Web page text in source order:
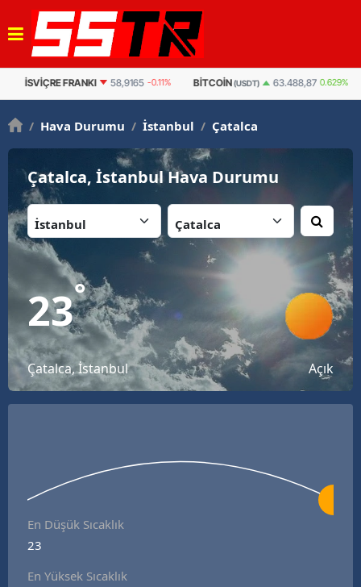
İSVIÇRE FRANKI 58,9165 -0.11% BITCOIN(USDT) 63.488,87 0.629%
/ Hava Durumu / İstanbul / Çatalca
Çatalca, İstanbul Hava Durumu
23°
Çatalca, İstanbul Açık
En Düşük Sıcaklık
23
En Yüksek Sıcaklık